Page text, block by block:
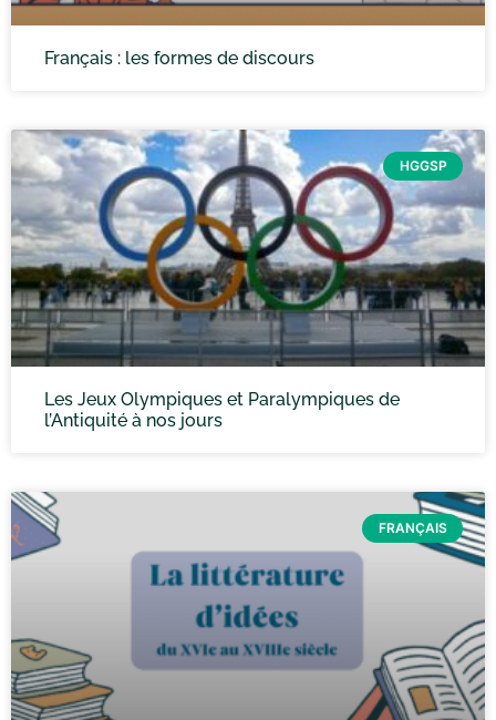
Français : les formes de discours
HGGSP
Les Jeux Olympiques et Paralympiques de
l’Antiquité à nos jours
FRANÇAIS